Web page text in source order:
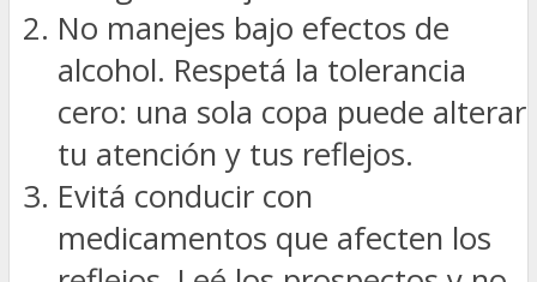
No manejes bajo efectos de
alcohol. Respetá la tolerancia
cero: una sola copa puede alterar
tu atención y tus reflejos.
Evitá conducir con
medicamentos que afecten los